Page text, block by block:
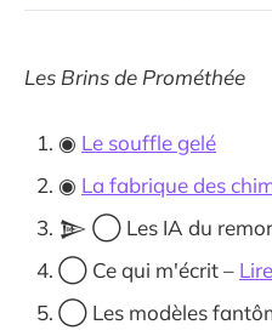
Les Brins de Prométhée
◉ Le souffle gelé
◉ La fabrique des
𒆖 ◯ Les IA du
◯ Ce qui m'écrit – Lire
◯ Les modèles